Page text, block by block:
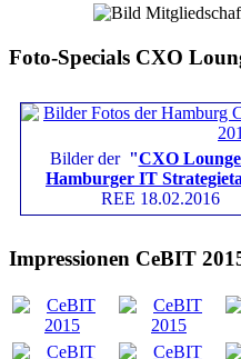
Foto-Specials CXO
Bilder der "CXO
Hamburger IT
REE 18.02.2016
Impressionen CeBIT